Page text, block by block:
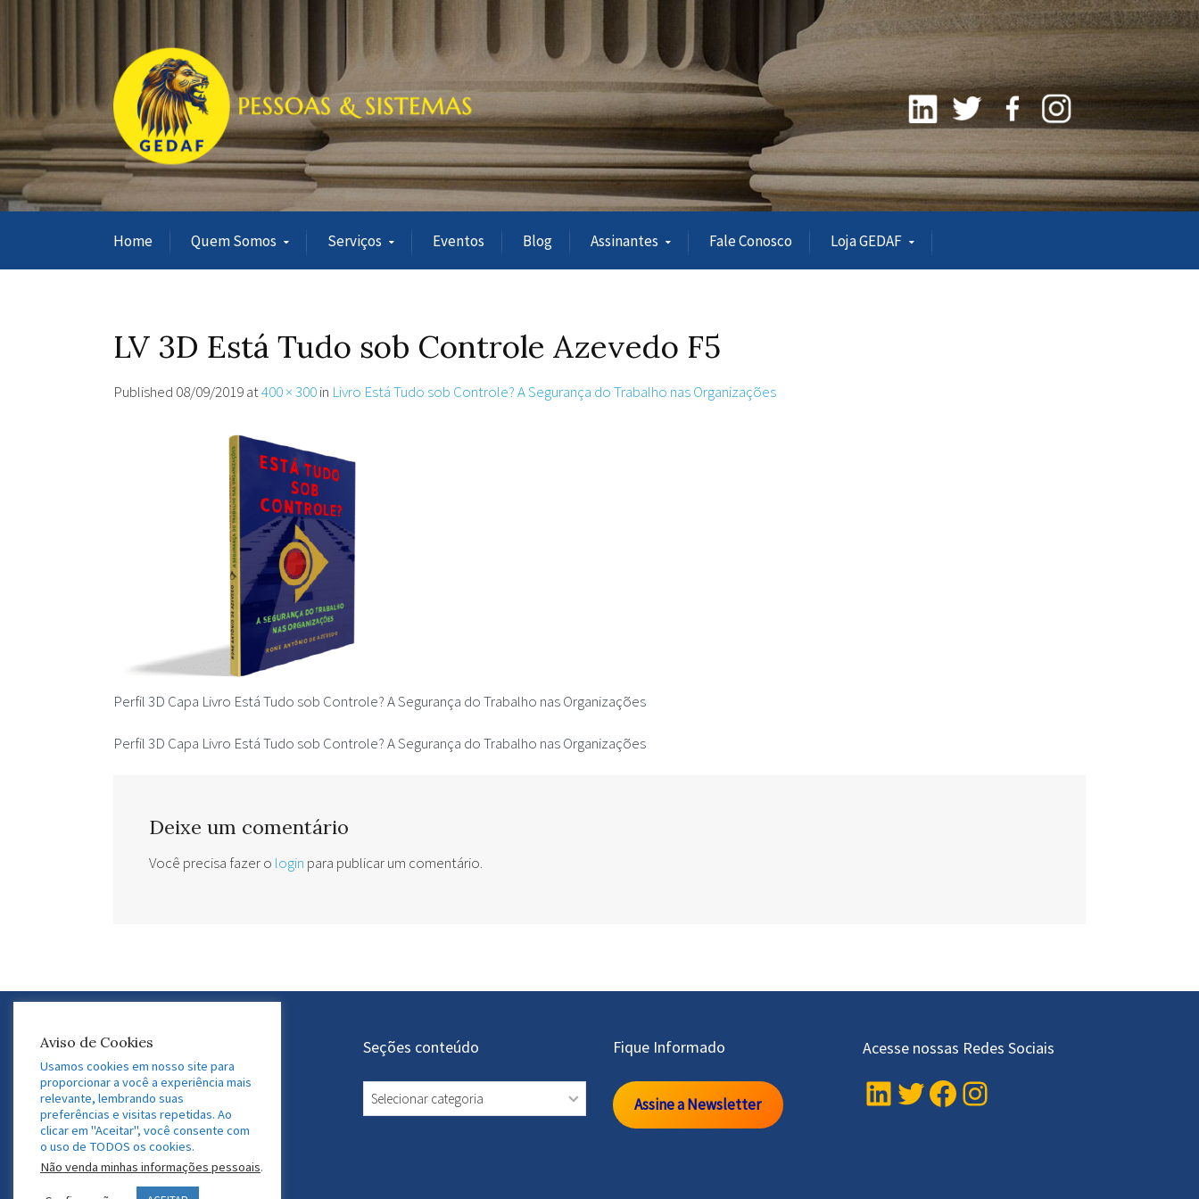
Home Quem Somos Serviços Eventos Blog Assinantes Fale Conosco Loja GEDAF
LV 3D Está Tudo sob Controle Azevedo F5
Published 08/09/2019at400 × 300in Livro Está Tudo sob Controle? A Segurança do Trabalho nas Organizações
Perfil 3D Capa Livro Está Tudo sob Controle? A Segurança do Trabalho nas Organizações
Perfil 3D Capa Livro Está Tudo sob Controle? A Segurança do Trabalho nas Organizações
Deixe um comentário
Você precisa fazer o login para publicar um comentário.
Atuação do GEDAF
Educação e Gestão Financeira
ESG e Sustentabilidade
Tecnologia e Inovação
Desenvolvimento Profissional
Seções conteúdo
Seções
conteúdo
Fique Informado
Assine a Newsletter
Acesse nossas Redes Sociais
LinkedIn Twitter Facebook Instagram
Aviso de Cookies
Usamos cookies em nosso site para
proporcionar a você a experiência mais
relevante, lembrando suas
preferências e visitas repetidas. Ao
clicar em "Aceitar", você consente com
o uso de TODOS os cookies.
Não venda minhas informações pessoais.